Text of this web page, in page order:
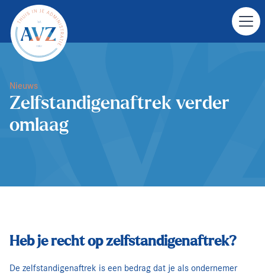
Nieuws
Zelfstandigenaftrek verder
omlaag
Heb je recht op zelfstandigenaftrek?
De zelfstandigenaftrek is een bedrag dat je als ondernemer